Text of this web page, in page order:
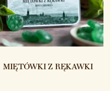
MIĘTÓWKI Z RĘKAWKI